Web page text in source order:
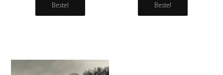
Bestel Bestel